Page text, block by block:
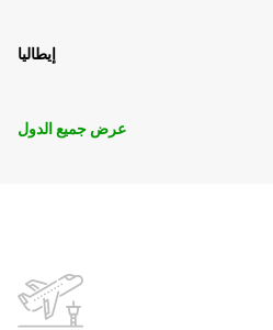
إيطاليا
عرض جميع الدول